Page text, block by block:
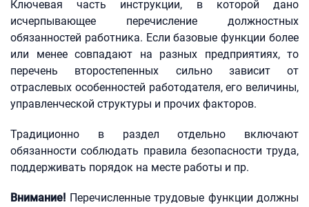
Ключевая часть инструкции, в которой дано
исчерпывающее перечисление должностных
обязанностей работника. Если базовые функции более
или менее совпадают на разных предприятиях, то
перечень второстепенных сильно зависит от
отраслевых особенностей работодателя, его величины,
управленческой структуры и прочих факторов.
Традиционно в раздел отдельно включают
обязанности соблюдать правила безопасности труда,
поддерживать порядок на месте работы и пр.
Внимание! Перечисленные трудовые функции должны